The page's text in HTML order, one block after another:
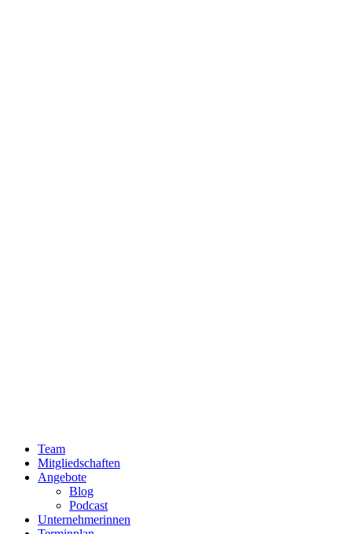
Team
Mitgliedschaften
Angebote
Blog
Podcast
Unternehmerinnen